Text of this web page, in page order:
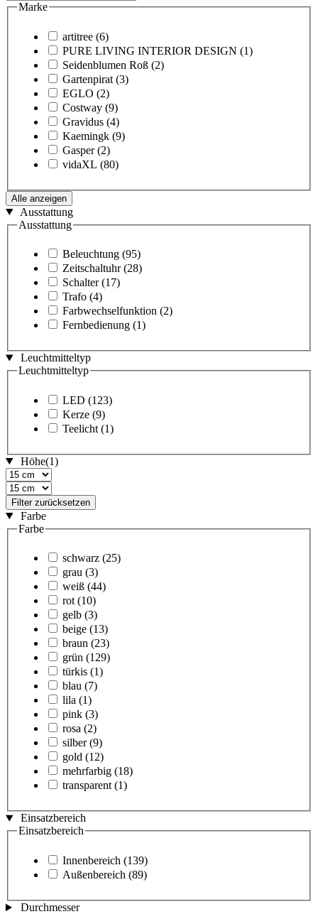
Marke
artitree (6)
PURE LIVING INTERIOR DESIGN (1)
Seidenblumen Roß (2)
Gartenpirat (3)
EGLO (2)
Costway (9)
Gravidus (4)
Kaemingk (9)
Gasper (2)
vidaXL (80)
Alle anzeigen
Ausstattung
Ausstattung
Beleuchtung (95)
Zeitschaltuhr (28)
Schalter (17)
Trafo (4)
Farbwechselfunktion (2)
Fernbedienung (1)
Leuchtmitteltyp
Leuchtmitteltyp
LED (123)
Kerze (9)
Teelicht (1)
Höhe(1)
Filter zurücksetzen
Farbe
Farbe
schwarz (25)
grau (3)
weiß (44)
rot (10)
gelb (3)
beige (13)
braun (23)
grün (129)
türkis (1)
blau (7)
lila (1)
pink (3)
rosa (2)
silber (9)
gold (12)
mehrfarbig (18)
transparent (1)
Einsatzbereich
Einsatzbereich
Innenbereich (139)
Außenbereich (89)
Durchmesser